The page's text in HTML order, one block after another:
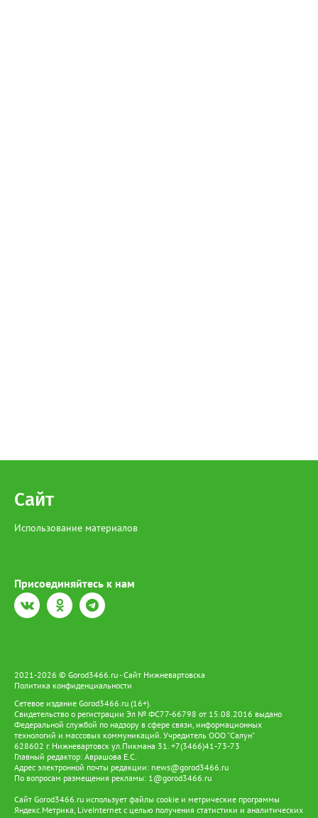
Сайт
Использование материалов
Присоединяйтесь к нам
2021-2026 © Gorod3466.ru - Сайт Нижневартовска
Политика конфиденциальности
Сетевое издание Gorod3466.ru (16+).
Свидетельство о регистрации Эл № ФС77-66798 от 15.08.2016 выдано
Федеральной службой по надзору в сфере связи, информационных
технологий и массовых коммуникаций. Учредитель ООО "Салун"
628602 г. Нижневартовск ул.Пикмана 31. +7(3466)41-73-73
Главный редактор: Аврашова Е.С.
Адрес электронной почты редакции: news@gorod3466.ru
По вопросам размещения рекламы: 1@gorod3466.ru
Сайт Gorod3466.ru использует файлы cookie и метрические программы
Яндекс.Метрика, LiveInternet с целью получения статистики и аналитических